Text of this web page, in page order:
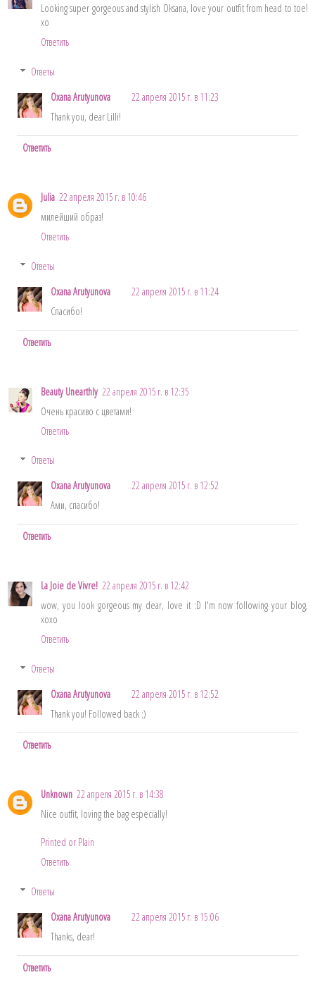
Looking super gorgeous and stylish Oksana, love your outfit from head to toe!
xo
Ответить
Ответы
Oxana Arutyunova
22 апреля 2015 г. в 11:23
Thank you, dear Lilli!
Ответить
Julia 22 апреля 2015 г. в 10:46
милейший образ!
Ответить
Ответы
Oxana Arutyunova
22 апреля 2015 г. в 11:24
Спасибо!
Ответить
Beauty Unearthly 22 апреля 2015 г. в 12:35
Очень красиво с цветами!
Ответить
Ответы
Oxana Arutyunova
22 апреля 2015 г. в 12:52
Ами, спасибо!
Ответить
La Joie de Vivre! 22 апреля 2015 г. в 12:42
wow, you look gorgeous my dear, love it :D I'm now following your blog,
xoxo
Ответить
Ответы
Oxana Arutyunova
22 апреля 2015 г. в 12:52
Thank you! Followed back ;)
Ответить
Unknown 22 апреля 2015 г. в 14:38
Nice outfit, loving the bag especially!
Printed or Plain
Ответить
Ответы
Oxana Arutyunova
22 апреля 2015 г. в 15:06
Thanks, dear!
Ответить